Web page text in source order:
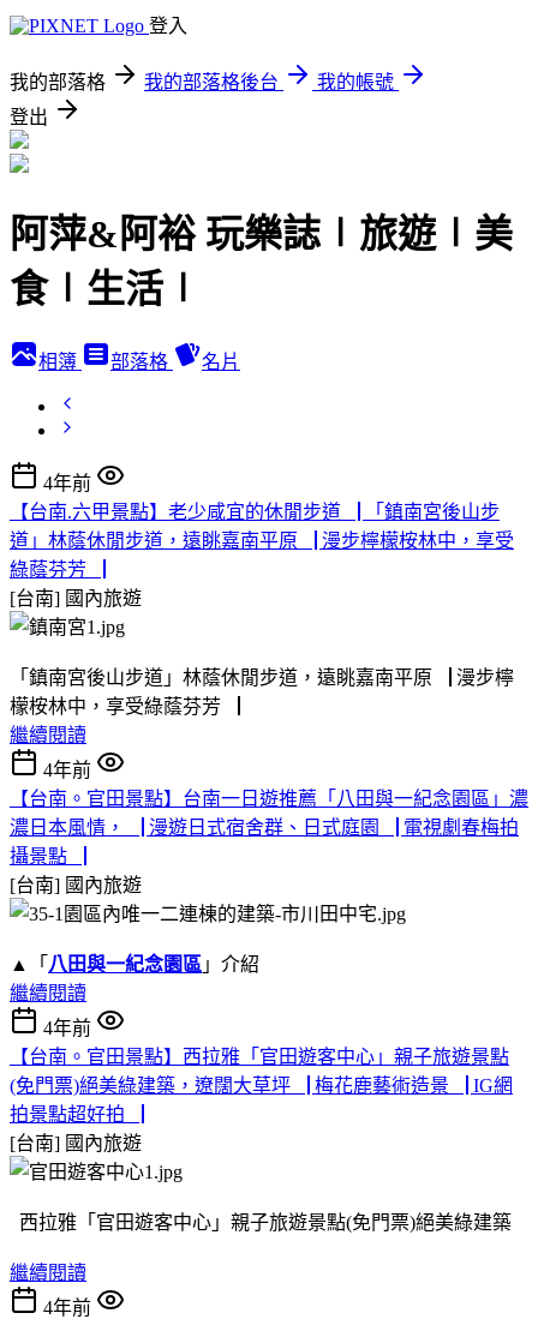
登入
我的部落格 我的部落格後台
我的帳號
登出
阿萍&阿裕 玩樂誌∣旅遊∣美
食∣生活∣
相簿 部落格 名片
4年前
【台南.六甲景點】老少咸宜的休閒步道▕ 「鎮南宮後山步
道」林蔭休閒步道，遠眺嘉南平原▕ 漫步檸檬桉林中，享受
綠蔭芬芳▕
[台南] 國內旅遊
「鎮南宮後山步道」林蔭休閒步道，遠眺嘉南平原▕ 漫步檸
檬桉林中，享受綠蔭芬芳▕
繼續閱讀
4年前
【台南。官田景點】台南一日遊推薦「八田與一紀念園區」濃
濃日本風情，▕ 漫遊日式宿舍群、日式庭園▕ 電視劇春梅拍
攝景點▕
[台南] 國內旅遊
▲「 八田與一紀念園區 」介紹
繼續閱讀
4年前
【台南。官田景點】西拉雅「官田遊客中心」親子旅遊景點
(免門票)絕美綠建築，遼闊大草坪▕ 梅花鹿藝術造景▕ IG網
拍景點超好拍▕
[台南] 國內旅遊
西拉雅「官田遊客中心」親子旅遊景點(免門票)絕美綠建築
繼續閱讀
4年前